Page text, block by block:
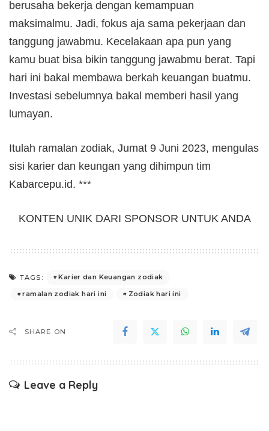
berusaha bekerja dengan kemampuan
maksimalmu. Jadi, fokus aja sama pekerjaan dan
tanggung jawabmu. Kecelakaan apa pun yang
kamu buat bisa bikin tanggung jawabmu berat. Tapi
hari ini bakal membawa berkah keuangan buatmu.
Investasi sebelumnya bakal memberi hasil yang
lumayan.
Itulah ramalan zodiak, Jumat 9 Juni 2023, mengulas
sisi karier dan keungan yang dihimpun tim
Kabarcepu.id. ***
KONTEN UNIK DARI SPONSOR UNTUK ANDA
TAGS:
Karier dan Keuangan zodiak
ramalan zodiak hari ini
Zodiak hari ini
SHARE ON
Leave a Reply